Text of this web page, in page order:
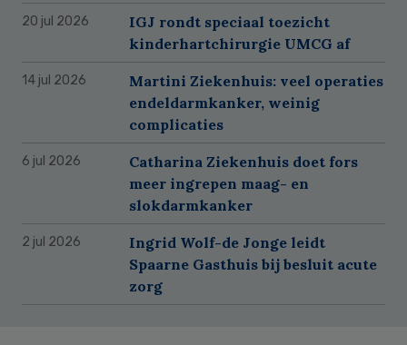
20 jul 2026
IGJ rondt speciaal toezicht
kinderhartchirurgie UMCG af
14 jul 2026
Martini Ziekenhuis: veel operaties
endeldarmkanker, weinig
complicaties
6 jul 2026
Catharina Ziekenhuis doet fors
meer ingrepen maag- en
slokdarmkanker
2 jul 2026
Ingrid Wolf-de Jonge leidt
Spaarne Gasthuis bij besluit acute
zorg